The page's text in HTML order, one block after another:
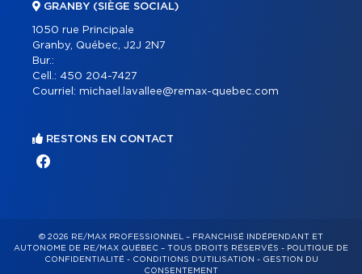
GRANBY (SIÈGE SOCIAL)
1050 rue Principale
Granby, Québec, J2J 2N7
Bur.:
Cell.: 450 204-7427
Courriel: michael.lavallee@remax-quebec.com
RESTONS EN CONTACT
© 2026 RE/MAX PROFESSIONNEL – FRANCHISÉ INDÉPENDANT ET
AUTONOME DE RE/MAX QUÉBEC – TOUS DROITS RÉSERVÉS - POLITIQUE DE
CONFIDENTIALITÉ- CONDITIONS D'UTILISATION - GESTION DU
CONSENTEMENT